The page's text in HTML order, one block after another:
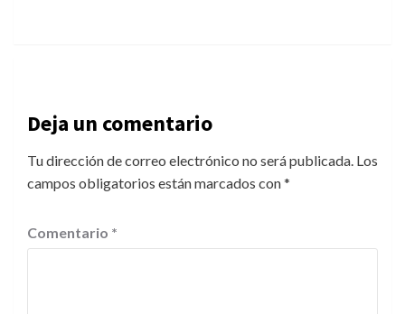
Deja un comentario
Tu dirección de correo electrónico no será publicada. Los
campos obligatorios están marcados con*
Comentario *